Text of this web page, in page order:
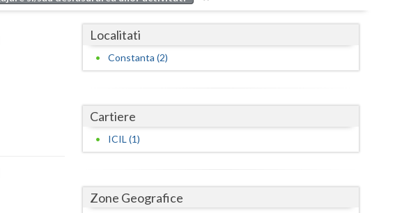
Buzau
Localitati
Constanta (2)
Cartiere
ICIL (1)
Zone Geografice